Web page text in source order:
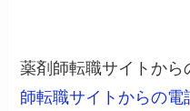
薬剤師転職サイトか
師転職サイトからの